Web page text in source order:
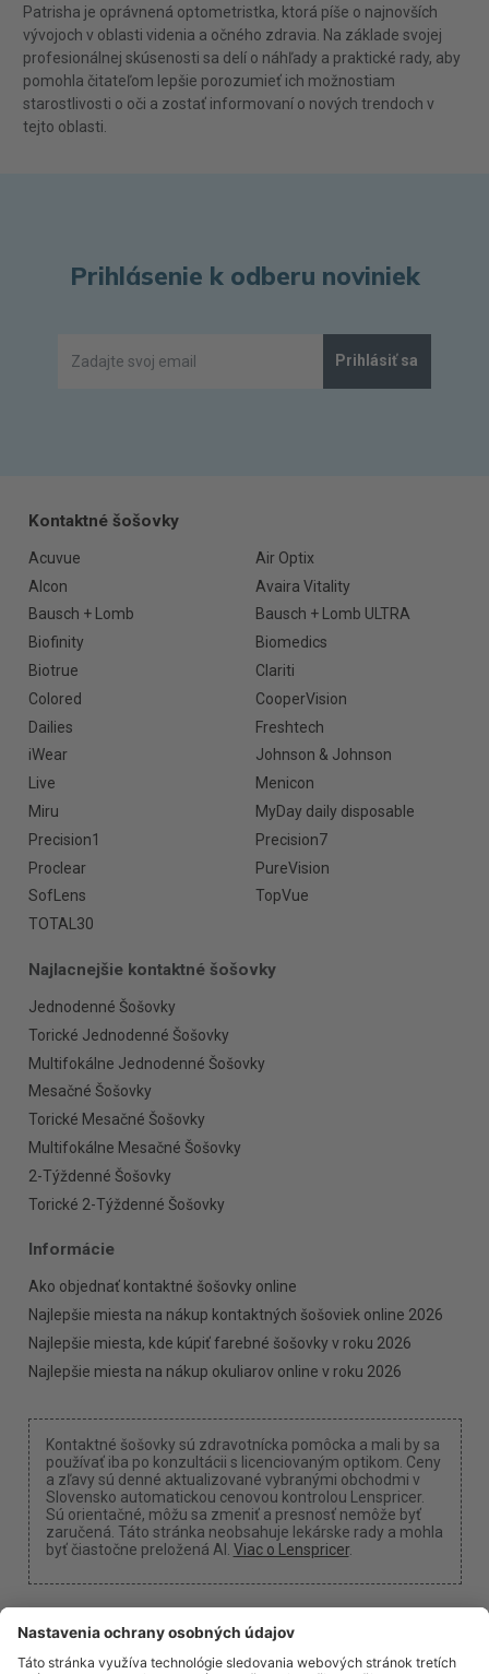
Patrisha je oprávnená optometristka, ktorá píše o najnovších
vývojoch v oblasti videnia a očného zdravia. Na základe svojej
profesionálnej skúsenosti sa delí o náhľady a praktické rady, aby
pomohla čitateľom lepšie porozumieť ich možnostiam
starostlivosti o oči a zostať informovaní o nových trendoch v
tejto oblasti.
Prihlásenie k odberu noviniek
Prihlásiť sa
Kontaktné šošovky
Acuvue
Air Optix
Alcon
Avaira Vitality
Bausch + Lomb
Bausch + Lomb ULTRA
Biofinity
Biomedics
Biotrue
Clariti
Colored
CooperVision
Dailies
Freshtech
iWear
Johnson & Johnson
Live
Menicon
Miru
MyDay daily disposable
Precision1
Precision7
Proclear
PureVision
SofLens
TopVue
TOTAL30
Najlacnejšie kontaktné šošovky
Jednodenné Šošovky
Torické Jednodenné Šošovky
Multifokálne Jednodenné Šošovky
Mesačné Šošovky
Torické Mesačné Šošovky
Multifokálne Mesačné Šošovky
2-Týždenné Šošovky
Torické 2-Týždenné Šošovky
Informácie
Ako objednať kontaktné šošovky online
Najlepšie miesta na nákup kontaktných šošoviek online 2026
Najlepšie miesta, kde kúpiť farebné šošovky v roku 2026
Najlepšie miesta na nákup okuliarov online v roku 2026
Kontaktné šošovky sú zdravotnícka pomôcka a mali by sa
používať iba po konzultácii s licenciovaným optikom. Ceny
a zľavy sú denné aktualizované vybranými obchodmi v
Slovensko automatickou cenovou kontrolou Lenspricer.
Sú orientačné, môžu sa zmeniť a presnosť nemôže byť
zaručená. Táto stránka neobsahuje lekárske rady a mohla
byť čiastočne preložená AI. Viac o Lenspricer.